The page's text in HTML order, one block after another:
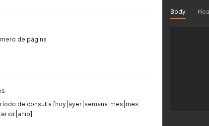
de página
de consulta [hoy|ayer|semana|mes|mes
Body